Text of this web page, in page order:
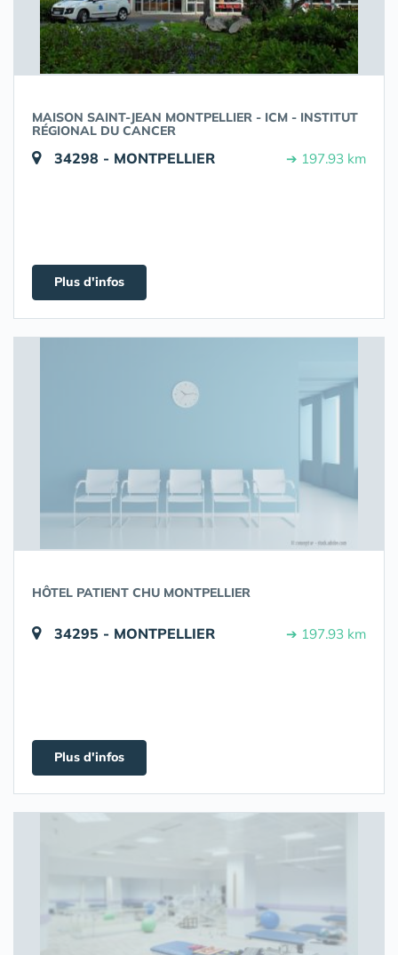
MAISON SAINT-JEAN MONTPELLIER - ICM - INSTITUT
RÉGIONAL DU CANCER
34298 - MONTPELLIER ➔ 197.93 km
Plus d'infos
HÔTEL PATIENT CHU MONTPELLIER
34295 - MONTPELLIER ➔ 197.93 km
Plus d'infos